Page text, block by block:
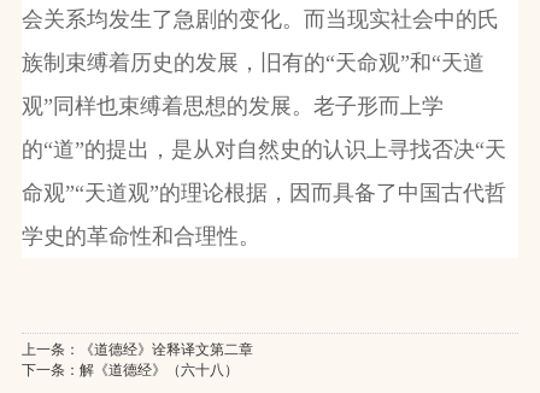
会关系均发生了急剧的变化。而当现实社会中的氏
族制束缚着历史的发展，旧有的“天命观”和“天道
观”同样也束缚着思想的发展。老子形而上学
的“道”的提出，是从对自然史的认识上寻找否决“天
命观”“天道观”的理论根据，因而具备了中国古代哲
学史的革命性和合理性。
上一条：
《道德经》诠释译文第二章
下一条： 解《道德经》（六十八）